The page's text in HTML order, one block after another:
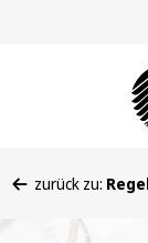
befinden
zurück zu: